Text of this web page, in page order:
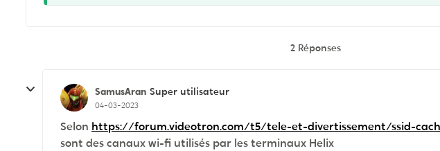
2 Réponses
SamusAran Super utilisateur
04-03-2023
Selon https://forum.videotron.com/t5/tele-et-divertissement/ssid-
sont des canaux wi-fi utilisés par les terminaux Helix